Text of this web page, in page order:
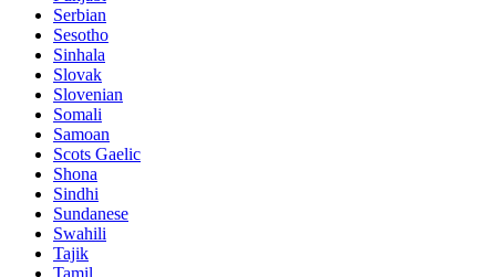
Serbian
Sesotho
Sinhala
Slovak
Slovenian
Somali
Samoan
Scots Gaelic
Shona
Sindhi
Sundanese
Swahili
Tajik
Tamil